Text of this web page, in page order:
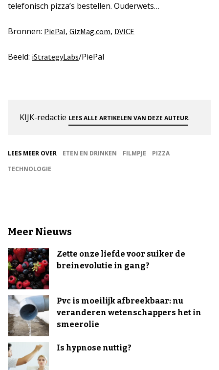
telefonisch pizza’s bestellen. Ouderwets…
Bronnen: PiePal, GizMag.com, DVICE
Beeld: iStrategyLabs/PiePal
KIJK-redactie LEES ALLE ARTIKELEN VAN DEZE AUTEUR.
LEES MEER OVER ETEN EN DRINKEN FILMPJE
PIZZA
TECHNOLOGIE
Meer Nieuws
Zette onze liefde voor suiker de
breinevolutie in gang?
Pvc is moeilijk afbreekbaar: nu
veranderen wetenschappers het in
smeerolie
Is hypnose nuttig?